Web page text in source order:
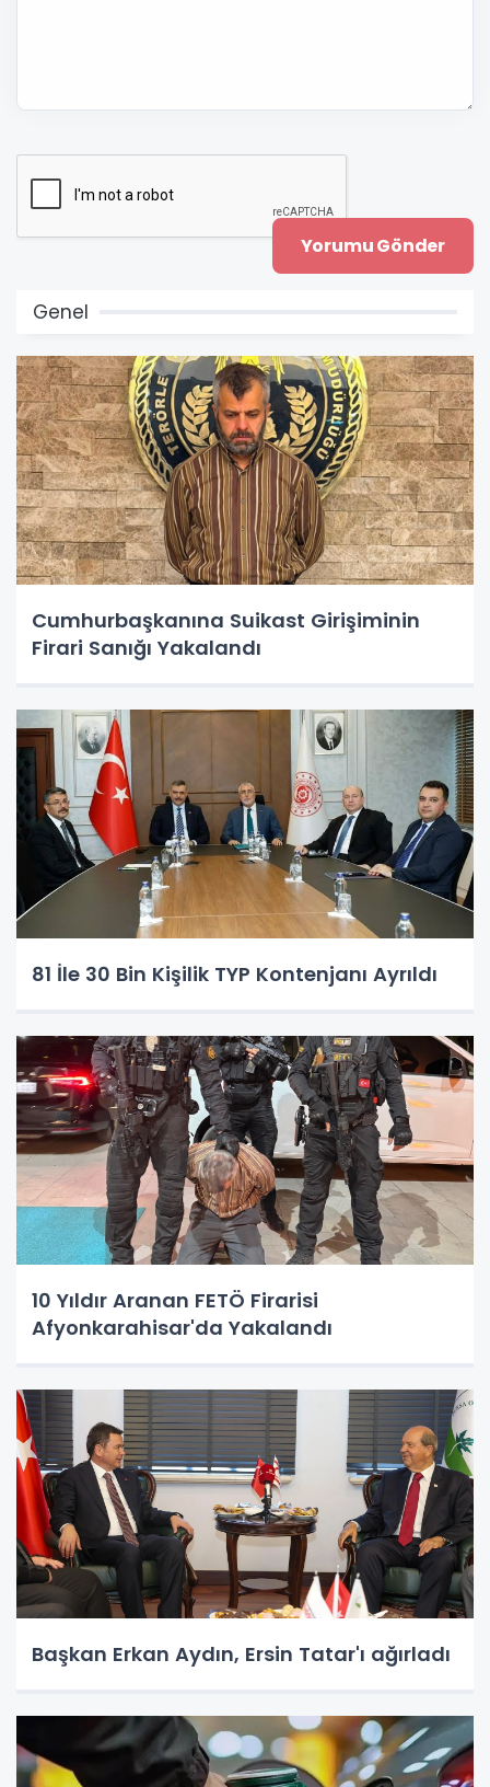
Genel
Cumhurbaşkanına Suikast Girişiminin
Firari Sanığı Yakalandı
81 İle 30 Bin Kişilik TYP Kontenjanı Ayrıldı
10 Yıldır Aranan FETÖ Firarisi
Afyonkarahisar'da Yakalandı
Başkan Erkan Aydın, Ersin Tatar'ı ağırladı